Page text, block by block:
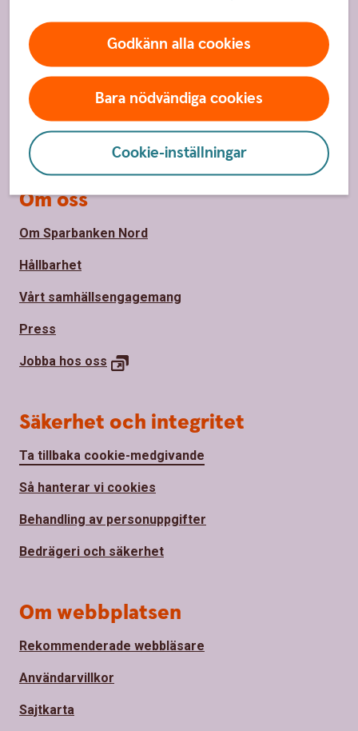
Godkänn alla cookies
Bara nödvändiga cookies
Cookie-inställningar
Spärrhjälp
Hitta bankkontor
Bli kund
Priser, räntor och kurser
Om oss
Om Sparbanken Nord
Hållbarhet
Vårt samhällsengagemang
Press
Jobba hos oss
Säkerhet och integritet
Ta tillbaka cookie-medgivande
Så hanterar vi cookies
Behandling av personuppgifter
Bedrägeri och säkerhet
Om webbplatsen
Rekommenderade webbläsare
Användarvillkor
Sajtkarta